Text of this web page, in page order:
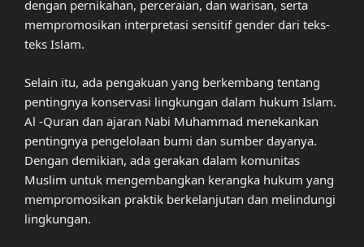
dengan pernikahan, perceraian, dan warisan, serta
mempromosikan interpretasi sensitif gender dari teks-
teks Islam.
Selain itu, ada pengakuan yang berkembang tentang
pentingnya konservasi lingkungan dalam hukum Islam.
Al -Quran dan ajaran Nabi Muhammad menekankan
pentingnya pengelolaan bumi dan sumber dayanya.
Dengan demikian, ada gerakan dalam komunitas
Muslim untuk mengembangkan kerangka hukum yang
mempromosikan praktik berkelanjutan dan melindungi
lingkungan.